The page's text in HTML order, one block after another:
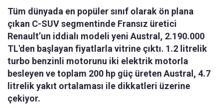
Tüm dünyada en popüler sınıf olarak ön plana
çıkan C-SUV segmentinde Fransız üretici
Renault’un iddialı modeli yeni Austral, 2.190.000
TL'den başlayan fiyatlarla vitrine çıktı. 1.2 litrelik
turbo benzinli motorunu iki elektrik motorla
besleyen ve toplam 200 hp güç üreten Austral, 4.7
litrelik yakıt ortalaması ile dikkatleri üzerine
çekiyor.